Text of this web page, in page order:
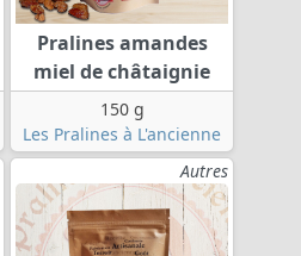
Pralines amandes
miel de châtaignie
150 g
Les Pralines à L'ancienne
Autres